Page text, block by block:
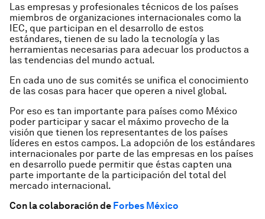
Las empresas y profesionales técnicos de los países
miembros de organizaciones internacionales como la
IEC, que participan en el desarrollo de estos
estándares, tienen de su lado la tecnología y las
herramientas necesarias para adecuar los productos a
las tendencias del mundo actual.
En cada uno de sus comités se unifica el conocimiento
de las cosas para hacer que operen a nivel global.
Por eso es tan importante para países como México
poder participar y sacar el máximo provecho de la
visión que tienen los representantes de los países
líderes en estos campos. La adopción de los estándares
internacionales por parte de las empresas en los países
en desarrollo puede permitir que éstas capten una
parte importante de la participación del total del
mercado internacional.
Con la colaboración de Forbes México